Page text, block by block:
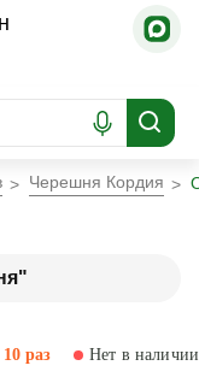
Черешня Кордия
10 раз Нет в наличии